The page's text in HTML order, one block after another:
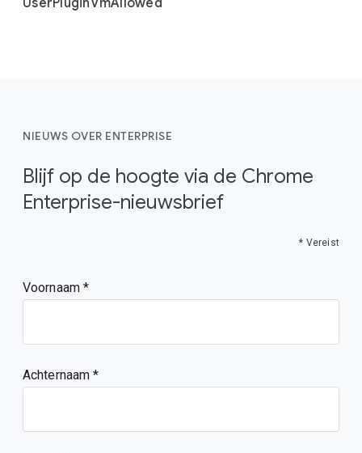
UserPluginVmAllowed
NIEUWS OVER ENTERPRISE
Blijf op de hoogte via de Chrome
Enterprise-nieuwsbrief
* Vereist
Voornaam
Achternaam